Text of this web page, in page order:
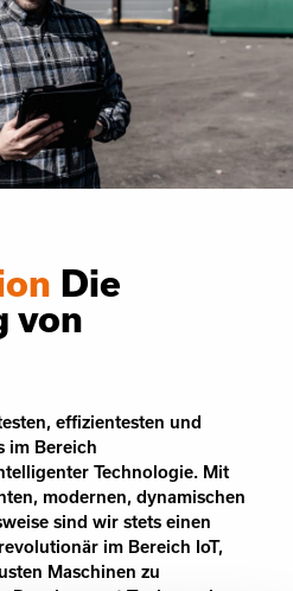
Die
von
effizientesten und
im Bereich
Technologie. Mit
modernen, dynamischen
sind wir stets einen
im Bereich IoT,
Maschinen zu